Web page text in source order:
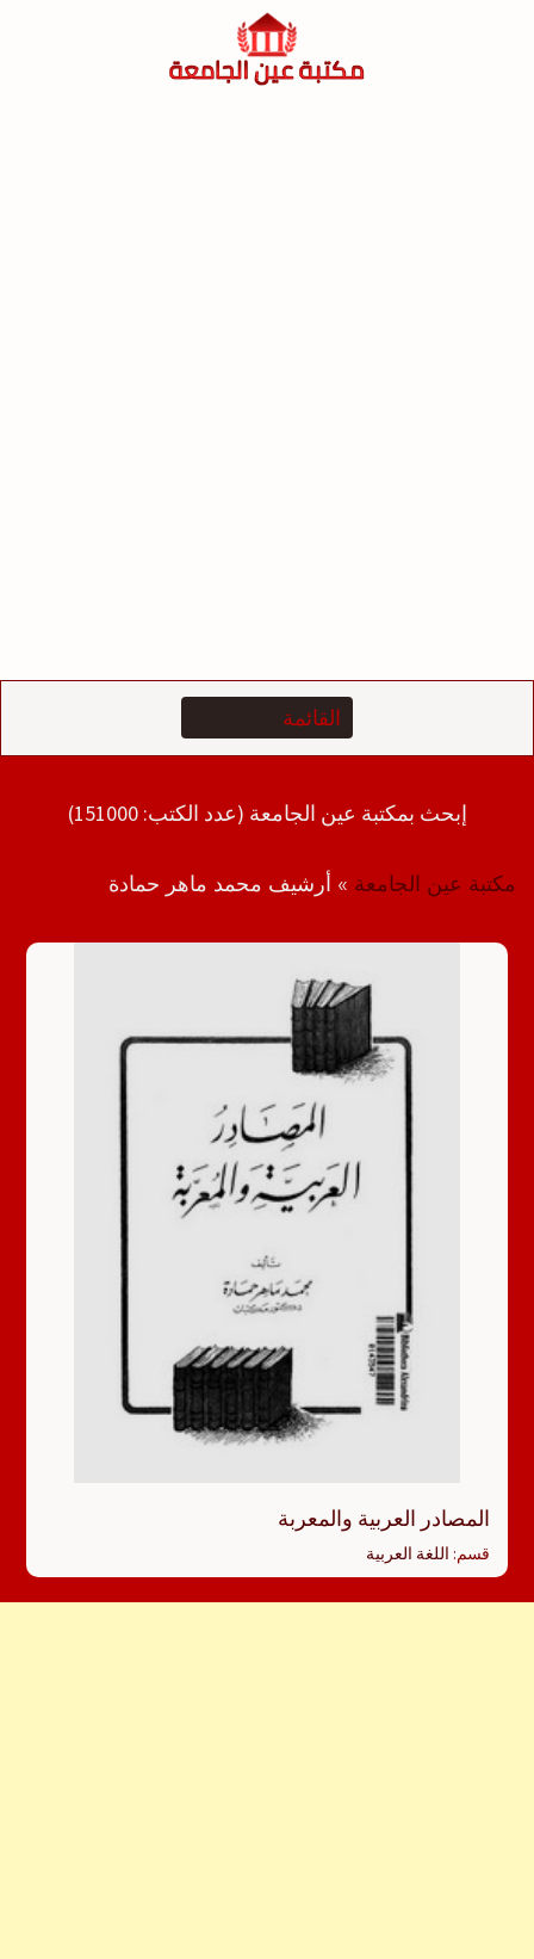
إبحث بمكتبة عين الجامعة (عدد الكتب: 151000)
مكتبة عين الجامعة » أرشيف محمد ماهر حمادة
المصادر العربية والمعربة
قسم: اللغة العربية